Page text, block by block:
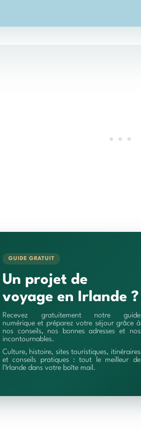
GUIDE GRATUIT
Un projet de
voyage en Irlande ?
Recevez gratuitement notre guide
numérique et préparez votre séjour grâce à
nos conseils, nos bonnes adresses et nos
incontournables.
Culture, histoire, sites touristiques, itinéraires
et conseils pratiques : tout le meilleur de
l'Irlande dans votre boîte mail.